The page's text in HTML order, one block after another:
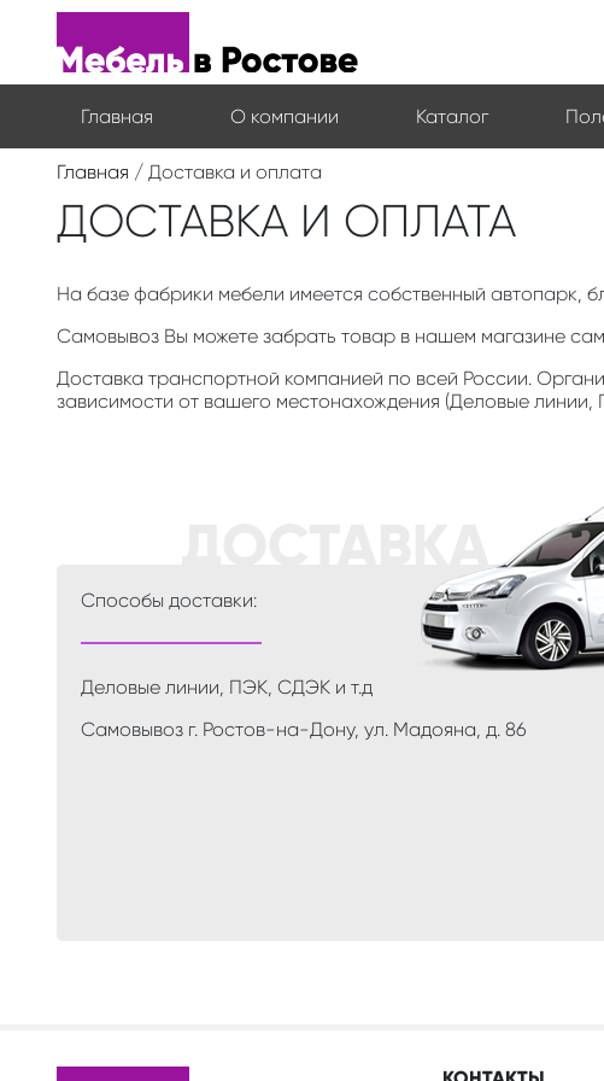
Главная О компании Каталог
Главная / Доставка и оплата
ДОСТАВКА И ОПЛАТА
На базе фабрики мебели имеется собственный автопарк,
Самовывоз Вы можете забрать товар в нашем магазине
Доставка транспортной компанией по всей России.
зависимости от вашего местонахождения (Деловые
Способы доставки:
Деловые линии, ПЭК, СДЭК и т.д
Самовывоз г. Ростов-на-Дону, ул. Мадояна, д. 86